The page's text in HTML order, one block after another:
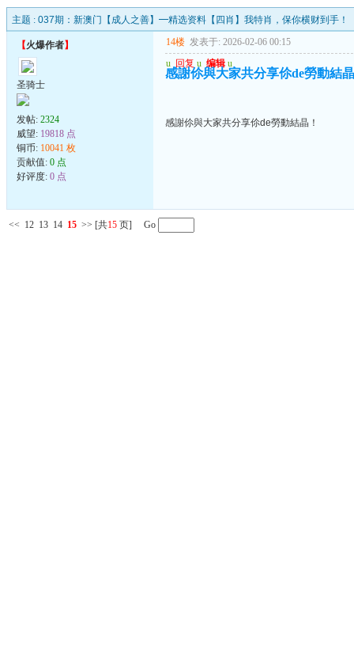
主题 : 037期：新澳门【成人之善】━精选资料【四肖】我特肖，保你横财到手！
【火爆作者】
圣骑士
发帖: 2324
威望: 19818 点
铜币: 10041 枚
贡献值: 0 点
好评度: 0 点
14楼 发表于: 2026-02-06 00:15
u 回复 u 编辑 u
感謝伱與大家共分享伱de勞動結
感謝伱與大家共分享伱de勞動結晶！
<< 12 13 14 15 >> [共15 页] Go